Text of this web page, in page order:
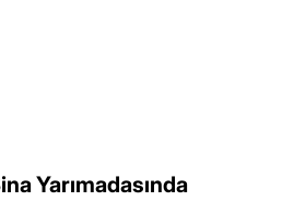
Yarımadasında